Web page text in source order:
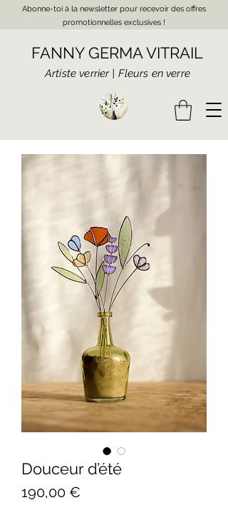
FANNY GERMA VITRAIL
Artiste verrier | Fleurs en verre
Abonne-toi à la newsletter pour recevoir des offres
promotionnelles exclusives !
Douceur d’été
190,00 €